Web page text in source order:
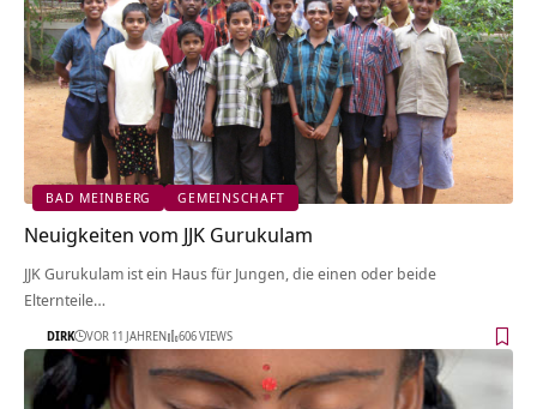
BAD MEINBERG GEMEINSCHAFT
Neuigkeiten vom JJK Gurukulam
JJK Gurukulam ist ein Haus für Jungen, die einen oder beide
Elternteile…
DIRK VOR 11 JAHREN 606 VIEWS